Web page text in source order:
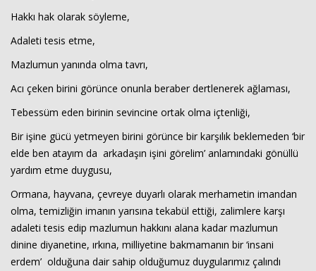
Hakkı hak olarak söyleme,
Adaleti tesis etme,
Mazlumun yanında olma tavrı,
Acı çeken birini görünce onunla beraber dertlenerek ağlaması,
Tebessüm eden birinin sevincine ortak olma içtenliği,
Bir işine gücü yetmeyen birini görünce bir karşılık beklemeden ‘bir
elde ben atayım da arkadaşın işini görelim’ anlamındaki gönüllü
yardım etme duygusu,
Ormana, hayvana, çevreye duyarlı olarak merhametin imandan
olma, temizliğin imanın yarısına tekabül ettiği, zalimlere karşı
adaleti tesis edip mazlumun hakkını alana kadar mazlumun
dinine diyanetine, ırkına, milliyetine bakmamanın bir ‘insani
erdem’ olduğuna dair sahip olduğumuz duygularımız çalındı